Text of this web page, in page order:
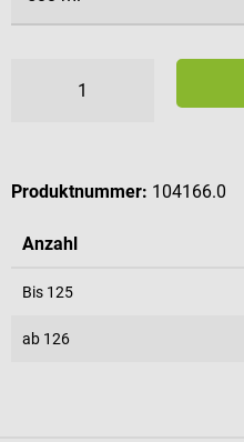
Produktnummer: 104166.0
Anzahl
Bis 125
ab 126